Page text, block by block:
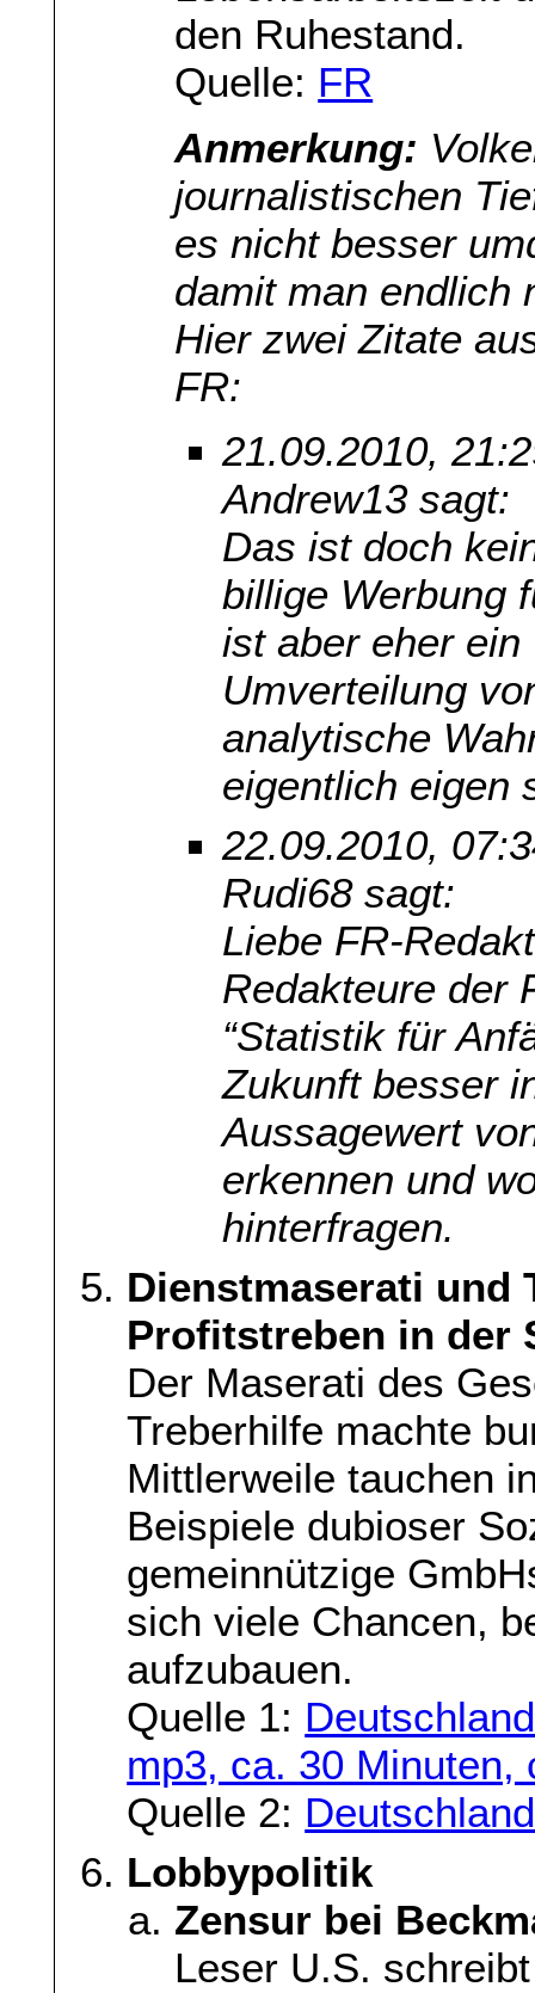
den Ruhestand.
Quelle: FR
Anmerkung:
journalistischen
es nicht besser
damit man endlich
Hier zwei Zitate
FR:
21.09.2010,
Andrew13 sagt:
Das ist doch
billige Werbung
ist aber eher
Umverteilung
analytische
eigentlich eigen
22.09.2010,
Rudi68 sagt:
Liebe FR-
Redakteure der
“Statistik für
Zukunft besser
Aussagewert
erkennen und
hinterfragen.
Dienstmaserati und
Profitstreben in der
Der Maserati des
Treberhilfe machte
Mittlerweile tauchen
Beispiele dubioser
gemeinnützige
sich viele Chancen,
aufzubauen.
Quelle 1:
mp3, ca. 30 Minuten,
Quelle 2:
Lobbypolitik
Zensur bei
Leser U.S.